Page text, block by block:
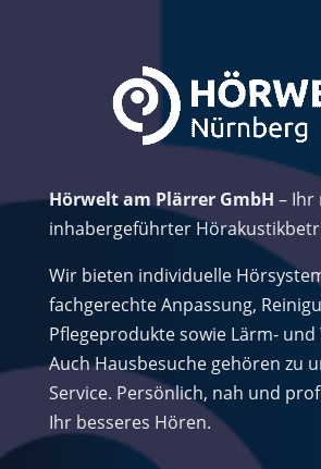
Hörwelt am Plärrer GmbH – Ihr
inhabergeführter
Wir bieten individuelle
fachgerechte Anpassung,
Pflegeprodukte sowie Lärm- und
Auch Hausbesuche gehören zu
Service. Persönlich, nah und
Ihr besseres Hören.